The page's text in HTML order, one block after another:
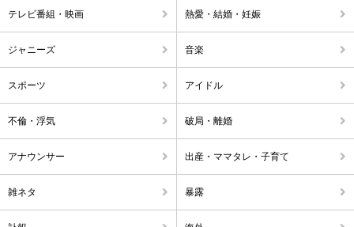
テレビ番組・映画 熱愛・結婚・妊娠
ジャニーズ 音楽
スポーツ アイドル
不倫・浮気 破局・離婚
アナウンサー 出産・ママタレ・子育て
雑ネタ 暴露